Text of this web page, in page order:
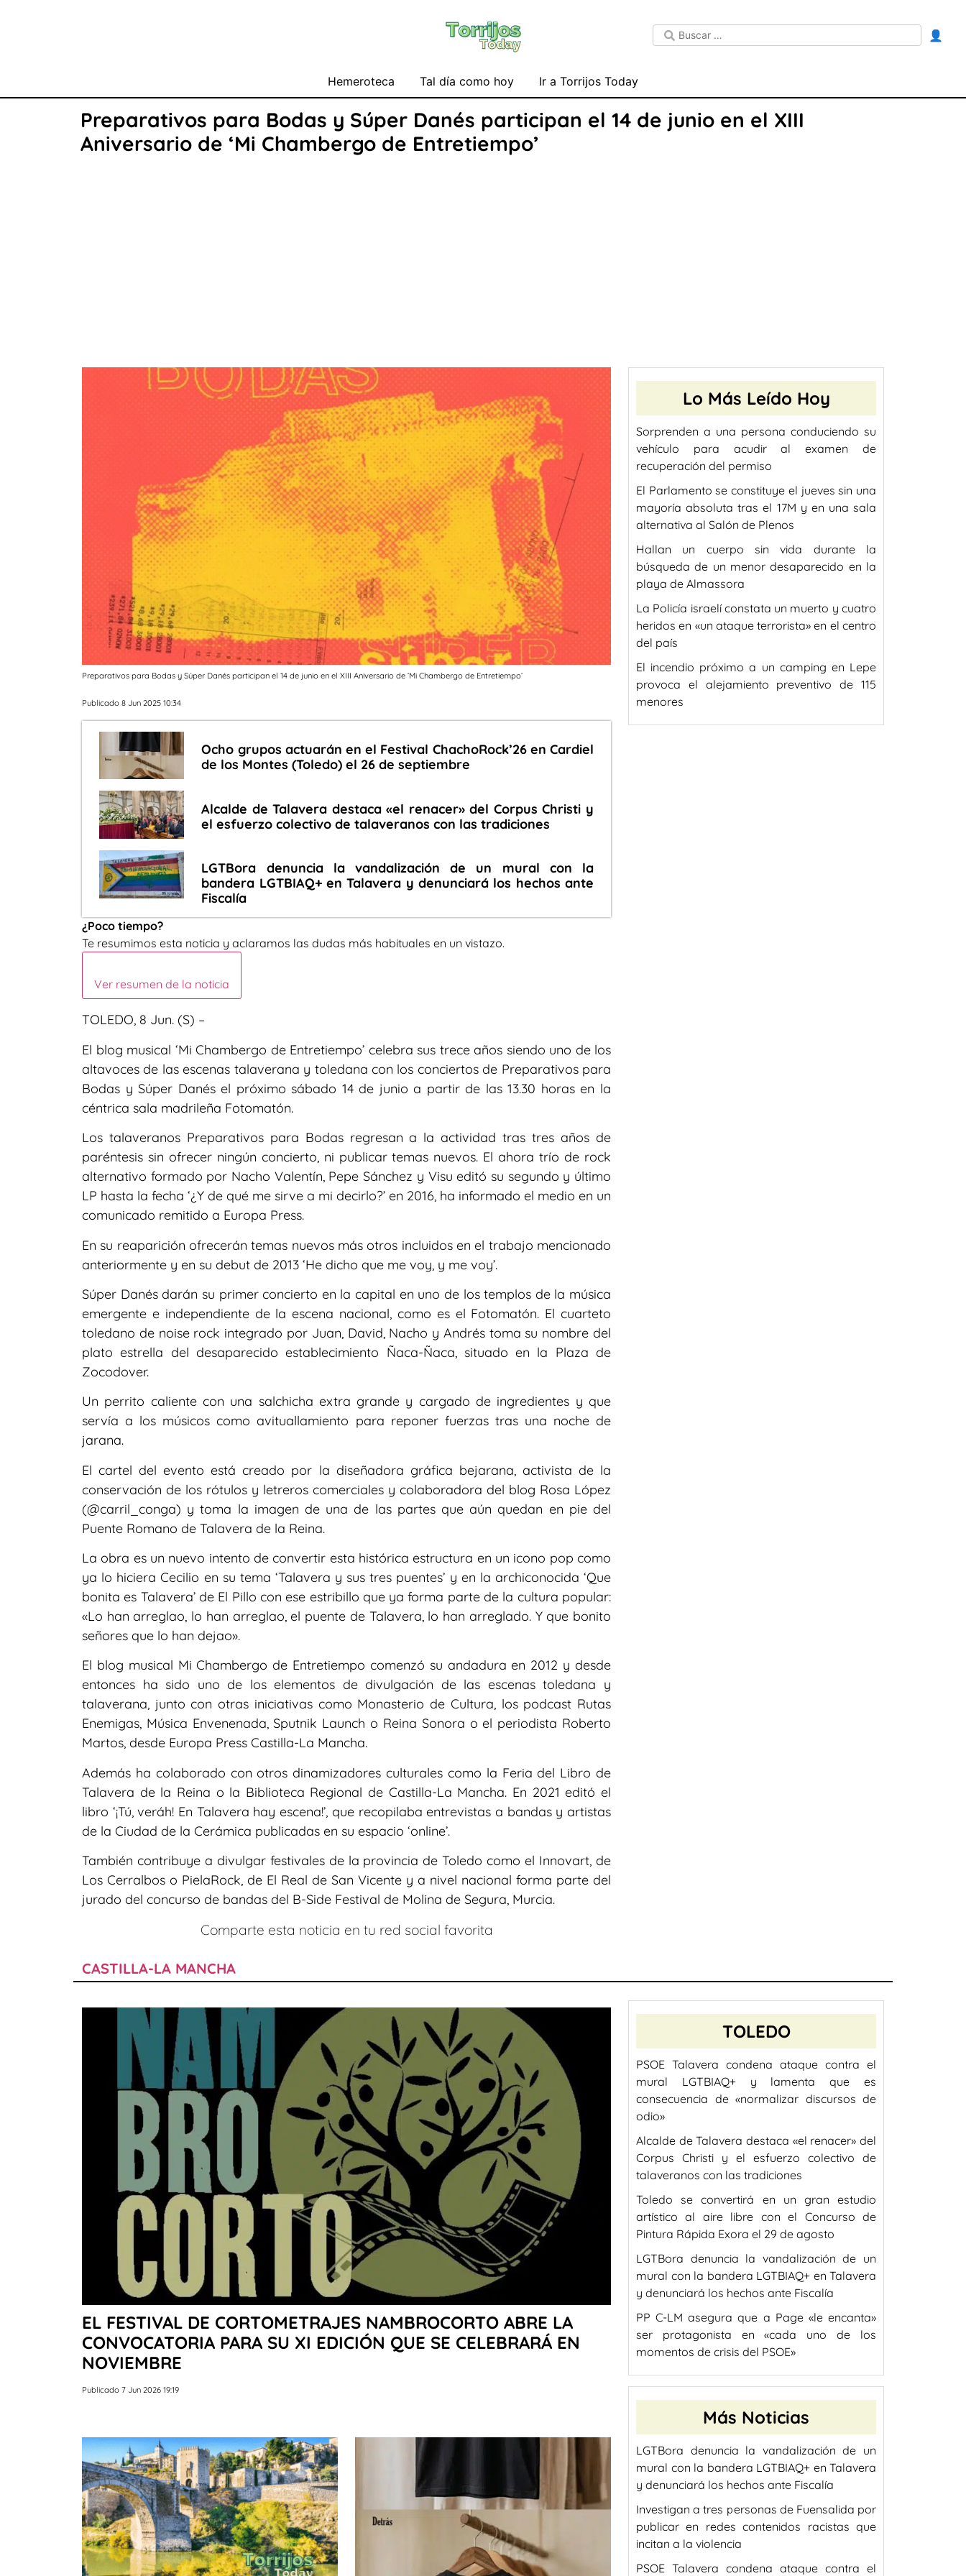
👤
Hemeroteca Tal día como hoy Ir a Torrijos Today
Preparativos para Bodas y Súper Danés participan el 14 de junio en el XIII
Aniversario de ‘Mi Chambergo de Entretiempo’
Preparativos para Bodas y Súper Danés participan el 14 de junio en el XIII Aniversario de ‘Mi Chambergo de Entretiempo’
Publicado 8 Jun 2025 10:34
Ocho grupos actuarán en el Festival ChachoRock’26 en Cardiel
de los Montes (Toledo) el 26 de septiembre
Alcalde de Talavera destaca «el renacer» del Corpus Christi y
el esfuerzo colectivo de talaveranos con las tradiciones
LGTBora denuncia la vandalización de un mural con la
bandera LGTBIAQ+ en Talavera y denunciará los hechos ante
Fiscalía
¿Poco tiempo?
Te resumimos esta noticia y aclaramos las dudas más habituales en un vistazo.
Ver resumen de la noticia
TOLEDO, 8 Jun. (S) –
El blog musical ‘Mi Chambergo de Entretiempo’ celebra sus trece años siendo uno de los
altavoces de las escenas talaverana y toledana con los conciertos de Preparativos para
Bodas y Súper Danés el próximo sábado 14 de junio a partir de las 13.30 horas en la
céntrica sala madrileña Fotomatón.
Los talaveranos Preparativos para Bodas regresan a la actividad tras tres años de
paréntesis sin ofrecer ningún concierto, ni publicar temas nuevos. El ahora trío de rock
alternativo formado por Nacho Valentín, Pepe Sánchez y Visu editó su segundo y último
LP hasta la fecha ‘¿Y de qué me sirve a mi decirlo?’ en 2016, ha informado el medio en un
comunicado remitido a Europa Press.
En su reaparición ofrecerán temas nuevos más otros incluidos en el trabajo mencionado
anteriormente y en su debut de 2013 ‘He dicho que me voy, y me voy’.
Súper Danés darán su primer concierto en la capital en uno de los templos de la música
emergente e independiente de la escena nacional, como es el Fotomatón. El cuarteto
toledano de noise rock integrado por Juan, David, Nacho y Andrés toma su nombre del
plato estrella del desaparecido establecimiento Ñaca-Ñaca, situado en la Plaza de
Zocodover.
Un perrito caliente con una salchicha extra grande y cargado de ingredientes y que
servía a los músicos como avituallamiento para reponer fuerzas tras una noche de
jarana.
El cartel del evento está creado por la diseñadora gráfica bejarana, activista de la
conservación de los rótulos y letreros comerciales y colaboradora del blog Rosa López
(@carril_conga) y toma la imagen de una de las partes que aún quedan en pie del
Puente Romano de Talavera de la Reina.
La obra es un nuevo intento de convertir esta histórica estructura en un icono pop como
ya lo hiciera Cecilio en su tema ‘Talavera y sus tres puentes’ y en la archiconocida ‘Que
bonita es Talavera’ de El Pillo con ese estribillo que ya forma parte de la cultura popular:
«Lo han arreglao, lo han arreglao, el puente de Talavera, lo han arreglado. Y que bonito
señores que lo han dejao».
El blog musical Mi Chambergo de Entretiempo comenzó su andadura en 2012 y desde
entonces ha sido uno de los elementos de divulgación de las escenas toledana y
talaverana, junto con otras iniciativas como Monasterio de Cultura, los podcast Rutas
Enemigas, Música Envenenada, Sputnik Launch o Reina Sonora o el periodista Roberto
Martos, desde Europa Press Castilla-La Mancha.
Además ha colaborado con otros dinamizadores culturales como la Feria del Libro de
Talavera de la Reina o la Biblioteca Regional de Castilla-La Mancha. En 2021 editó el
libro ‘¡Tú, veráh! En Talavera hay escena!’, que recopilaba entrevistas a bandas y artistas
de la Ciudad de la Cerámica publicadas en su espacio ‘online’.
También contribuye a divulgar festivales de la provincia de Toledo como el Innovart, de
Los Cerralbos o PielaRock, de El Real de San Vicente y a nivel nacional forma parte del
jurado del concurso de bandas del B-Side Festival de Molina de Segura, Murcia.
Comparte esta noticia en tu red social favorita
Lo Más Leído Hoy
Sorprenden a una persona conduciendo su
vehículo para acudir al examen de
recuperación del permiso
El Parlamento se constituye el jueves sin una
mayoría absoluta tras el 17M y en una sala
alternativa al Salón de Plenos
Hallan un cuerpo sin vida durante la
búsqueda de un menor desaparecido en la
playa de Almassora
La Policía israelí constata un muerto y cuatro
heridos en «un ataque terrorista» en el centro
del país
El incendio próximo a un camping en Lepe
provoca el alejamiento preventivo de 115
menores
CASTILLA-LA MANCHA
EL FESTIVAL DE CORTOMETRAJES NAMBROCORTO ABRE LA
CONVOCATORIA PARA SU XI EDICIÓN QUE SE CELEBRARÁ EN
NOVIEMBRE
Publicado 7 Jun 2026 19:19
TOLEDO
PSOE Talavera condena ataque contra el
mural LGTBIAQ+ y lamenta que es
consecuencia de «normalizar discursos de
odio»
Alcalde de Talavera destaca «el renacer» del
Corpus Christi y el esfuerzo colectivo de
talaveranos con las tradiciones
Toledo se convertirá en un gran estudio
artístico al aire libre con el Concurso de
Pintura Rápida Exora el 29 de agosto
LGTBora denuncia la vandalización de un
mural con la bandera LGTBIAQ+ en Talavera
y denunciará los hechos ante Fiscalía
PP C-LM asegura que a Page «le encanta»
ser protagonista en «cada uno de los
momentos de crisis del PSOE»
Más Noticias
LGTBora denuncia la vandalización de un
mural con la bandera LGTBIAQ+ en Talavera
y denunciará los hechos ante Fiscalía
Investigan a tres personas de Fuensalida por
publicar en redes contenidos racistas que
incitan a la violencia
PSOE Talavera condena ataque contra el